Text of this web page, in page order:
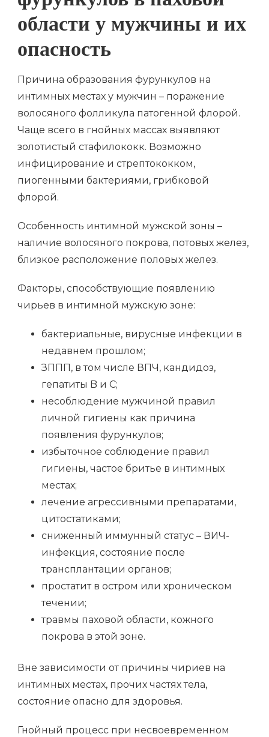
области у мужчины и их
опасность
Причина образования фурункулов на
интимных местах у мужчин – поражение
волосяного фолликула патогенной флорой.
Чаще всего в гнойных массах выявляют
золотистый стафилококк. Возможно
инфицирование и стрептококком,
пиогенными бактериями, грибковой
флорой.
Особенность интимной мужской зоны –
наличие волосяного покрова, потовых желез,
близкое расположение половых желез.
Факторы, способствующие появлению
чирьев в интимной мужскую зоне:
бактериальные, вирусные инфекции в
недавнем прошлом;
ЗППП, в том числе ВПЧ, кандидоз,
гепатиты B и C;
несоблюдение мужчиной правил
личной гигиены как причина
появления фурункулов;
избыточное соблюдение правил
гигиены, частое бритье в интимных
местах;
лечение агрессивными препаратами,
цитостатиками;
сниженный иммунный статус – ВИЧ-
инфекция, состояние после
трансплантации органов;
простатит в остром или хроническом
течении;
травмы паховой области, кожного
покрова в этой зоне.
Вне зависимости от причины чириев на
интимных местах, прочих частях тела,
состояние опасно для здоровья.
Гнойный процесс при несвоевременном